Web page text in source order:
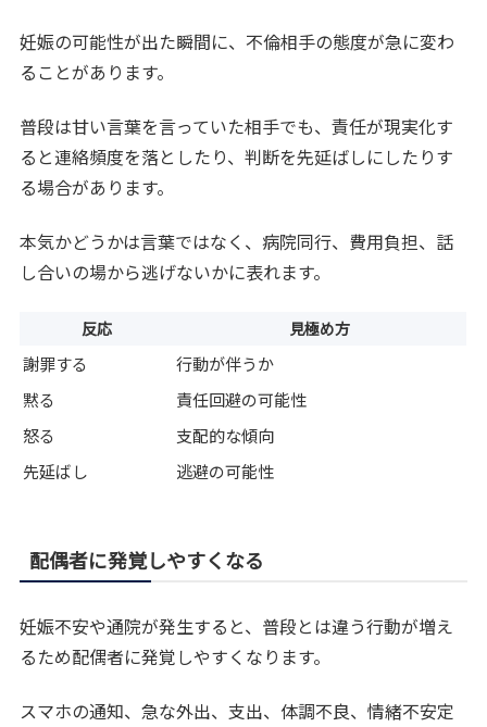
妊娠の可能性が出た瞬間に、不倫相手の態度が急に変わ
ることがあります。
普段は甘い言葉を言っていた相手でも、責任が現実化す
ると連絡頻度を落としたり、判断を先延ばしにしたりす
る場合があります。
本気かどうかは言葉ではなく、病院同行、費用負担、話
し合いの場から逃げないかに表れます。
反応 見極め方
謝罪する
行動が伴うか
黙る
責任回避の可能性
怒る
支配的な傾向
先延ばし
逃避の可能性
配偶者に発覚しやすくなる
妊娠不安や通院が発生すると、普段とは違う行動が増え
るため配偶者に発覚しやすくなります。
スマホの通知、急な外出、支出、体調不良、情緒不安定